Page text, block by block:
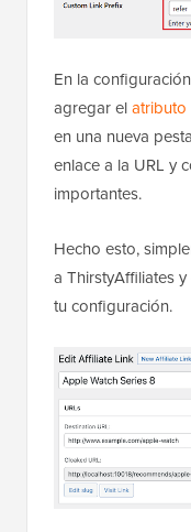
En la
agregar el
en una nueva
enlace a la URL y
importantes.
Hecho esto,
a ThirstyAffiliates
tu configuración.